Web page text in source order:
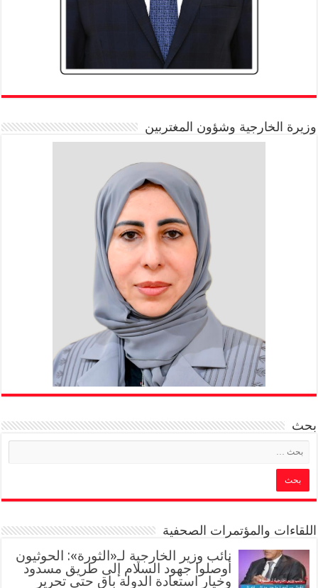
وزيرة الخارجية وشؤون المغتربين
بحث
اللقاءات والمؤتمرات الصحفية
‏نائب وزير الخارجية لـ«الثورة»: الحوثيون
أوصلوا جهود السلام إلى طريق مسدود
وخيار استعادة الدولة باقٍ حتى تحرير